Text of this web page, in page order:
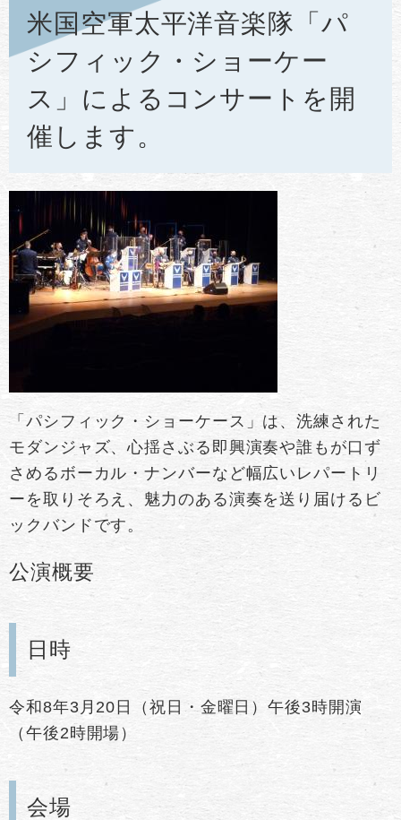
米国空軍太平洋音楽隊「パ
シフィック・ショーケー
ス」によるコンサートを開
催します。
「パシフィック・ショーケース」は、洗練された
モダンジャズ、心揺さぶる即興演奏や誰もが口ず
さめるボーカル・ナンバーなど幅広いレパートリ
ーを取りそろえ、魅力のある演奏を送り届けるビ
ックバンドです。
公演概要
日時
令和8年3月20日（祝日・金曜日）午後3時開演
（午後2時開場）
会場